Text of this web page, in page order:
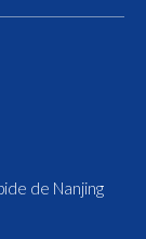
de Nanjing